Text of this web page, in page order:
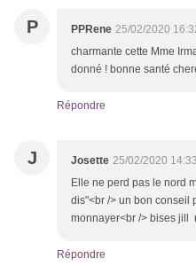
P PPRene 25/02/2020
charmante cette Mme
donné ! bonne santé
Répondre
J Josette 25/02/2020 14:33
Elle ne perd pas le nord
dis"<br /> un bon conseil
monnayer<br /> bises jill
Répondre